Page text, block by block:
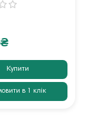
Купити
в 1 клік